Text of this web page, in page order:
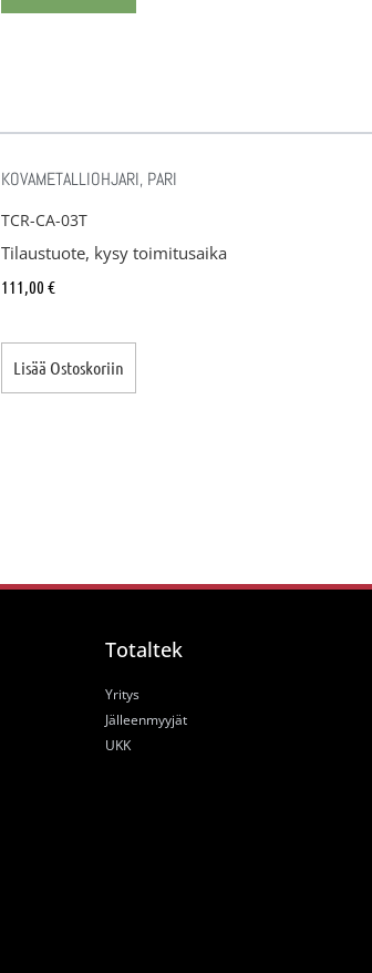
KOVAMETALLIOHJARI, PARI
TCR-CA-03T
Tilaustuote, kysy toimitusaika
111,00 €
Lisää Ostoskoriin
Totaltek
Yritys
Jälleenmyyjät
UKK